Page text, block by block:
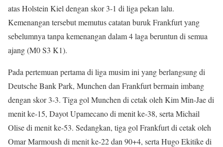
atas Holstein Kiel dengan skor 3-1 di liga pekan lalu.
Kemenangan tersebut memutus catatan buruk Frankfurt yang
sebelumnya tanpa kemenangan dalam 4 laga beruntun di semua
ajang (M0 S3 K1).
Pada pertemuan pertama di liga musim ini yang berlangsung di
Deutsche Bank Park, Munchen dan Frankfurt bermain imbang
dengan skor 3-3. Tiga gol Munchen di cetak oleh Kim Min-Jae di
menit ke-15, Dayot Upamecano di menit ke-38, serta Michail
Olise di menit ke-53. Sedangkan, tiga gol Frankfurt di cetak oleh
Omar Marmoush di menit ke-22 dan 90+4, serta Hugo Ekitike di